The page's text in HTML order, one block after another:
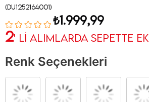
(DU1252164001)
₺1.999,99
2' Lİ ALIMLARDA SEPETTE EK
Renk Seçenekleri